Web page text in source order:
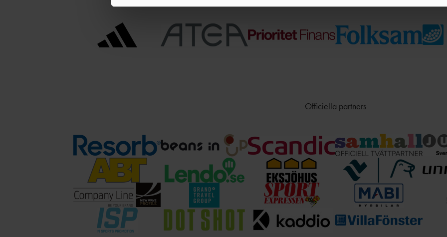
Officiella partners